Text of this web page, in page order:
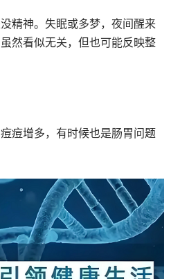
精神。失眠或多梦，夜间醒来
然看似无关，但也可能反映整
痘增多，有时候也是肠胃问题